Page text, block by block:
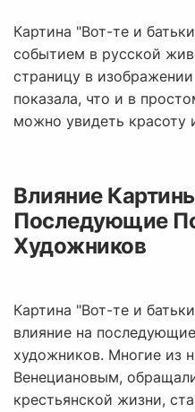
Картина "Вот-те и
событием в русской
страницу в
показала, что и в
можно увидеть красоту
Влияние
Последующие
Художников
Картина "Вот-те и
влияние на
художников. Многие из
Венециановым,
крестьянской жизни,